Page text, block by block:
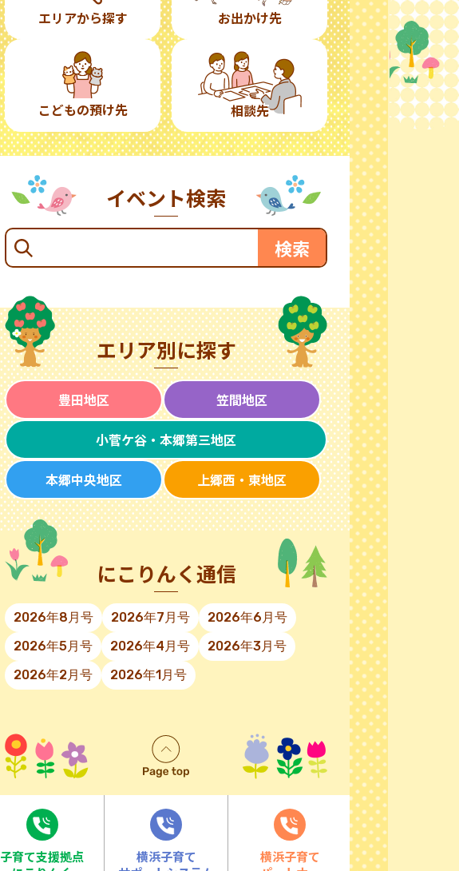
エリアから探す お出かけ先
こどもの預け先 相談先
イベント検索
エリア別に探す
豊田地区 笠間地区
小菅ケ谷・本郷第三地区
本郷中央地区 上郷西・東地区
にこりんく通信
2026年8月号 2026年7月号
2026年6月号
2026年5月号
2026年4月号
2026年3月号
2026年2月号
2026年1月号
⼦育て⽀援拠点
横浜子育て
横浜子育て